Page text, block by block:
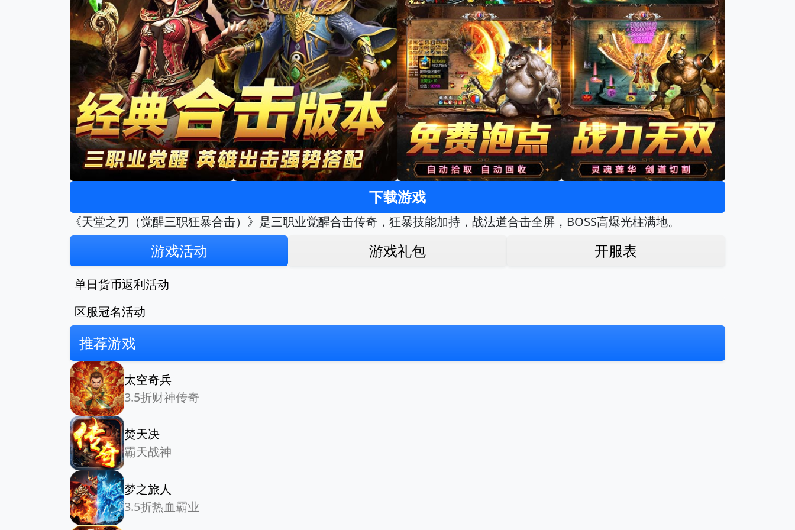
下载游戏
《天堂之刃（觉醒三职狂暴合击）》是三职业觉醒合击传奇，狂暴技能加持，战法道合击全屏，BOSS高爆光柱满地。
游戏活动 游戏礼包 开服表
单日货币返利活动
区服冠名活动
推荐游戏
太空奇兵
3.5折财神传奇
焚天决
霸天战神
梦之旅人
3.5折热血霸业